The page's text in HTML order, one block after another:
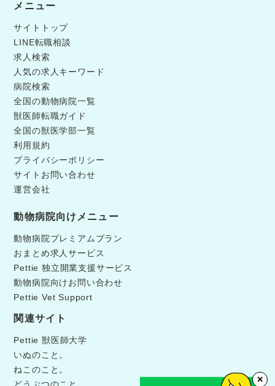
メニュー
サイトトップ
LINE転職相談
求人検索
人気の求人キーワード
病院検索
全国の動物病院一覧
獣医師転職ガイド
全国の獣医学部一覧
利用規約
プライバシーポリシー
サイトお問い合わせ
運営会社
動物病院向けメニュー
動物病院プレミアムプラン
おまとめ求人サービス
Pettie 独立開業支援サービス
動物病院向けお問い合わせ
Pettie Vet Support
関連サイト
Pettie 獣医師大学
いぬのこと。
ねこのこと。
✕